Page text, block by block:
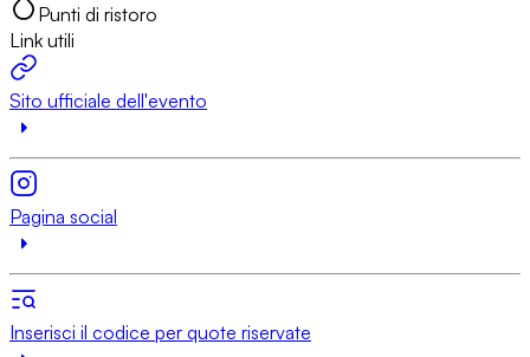
Punti di ristoro
Link utili
Sito ufficiale dell'evento
Pagina social
Inserisci il codice per quote riservate